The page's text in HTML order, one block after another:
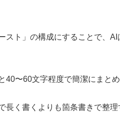
スト」の構成にすることで、
40〜60文字程度で簡潔にまと
長く書くよりも箇条書きで整